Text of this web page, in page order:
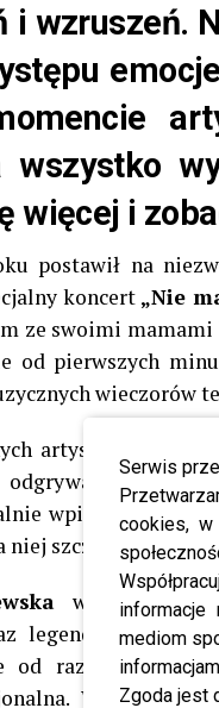
Serwis
cookies, w
mediom
Zgoda jest
i wzruszeń.
wszystko
więcej i
postawił na
koncert „Nie
ze swoimi
od pierwszych
wieczorów
artystów nie
rodzice.
wpisującym się
niej szczególne
wykonała
legendarną
od razu
Wielu